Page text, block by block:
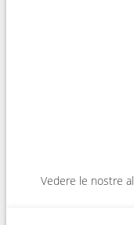
Vedere le nostre